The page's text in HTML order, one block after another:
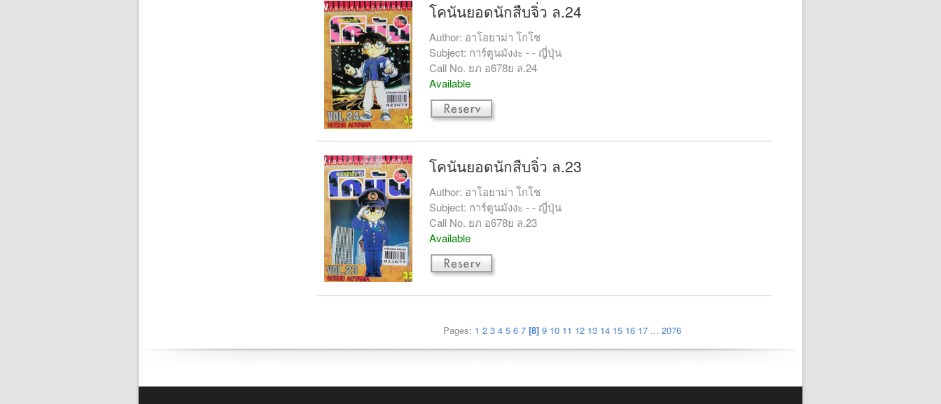
โคนันยอดนักสืบจิ่ว ล.24
Author: อาโอยาม่า โกโช
Subject: การ์ตูนมังงะ - - ญี่ปุ่น
Call No. ยภ อ678ย ล.24
Available
โคนันยอดนักสืบจิ่ว ล.23
Author: อาโอยาม่า โกโช
Subject: การ์ตูนมังงะ - - ญี่ปุ่น
Call No. ยภ อ678ย ล.23
Available
Pages: 1 2 3 4 5 6 7 [8] 9 10 11 12 13 14 15 16 17 ... 2076